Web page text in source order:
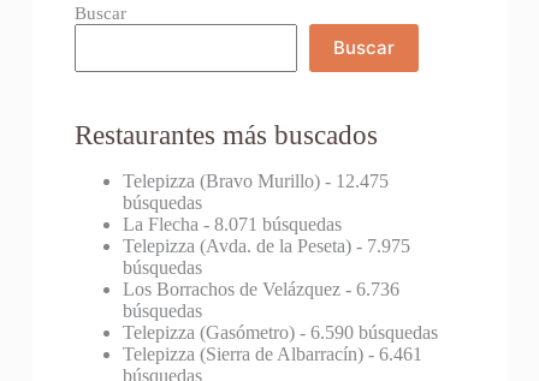
Buscar
Buscar
Restaurantes más buscados
Telepizza (Bravo Murillo)- 12.475
búsquedas
La Flecha - 8.071 búsquedas
Telepizza (Avda. de la Peseta)- 7.975
búsquedas
Los Borrachos de Velázquez- 6.736
búsquedas
Telepizza (Gasómetro)- 6.590 búsquedas
Telepizza (Sierra de Albarracín)- 6.461
búsquedas